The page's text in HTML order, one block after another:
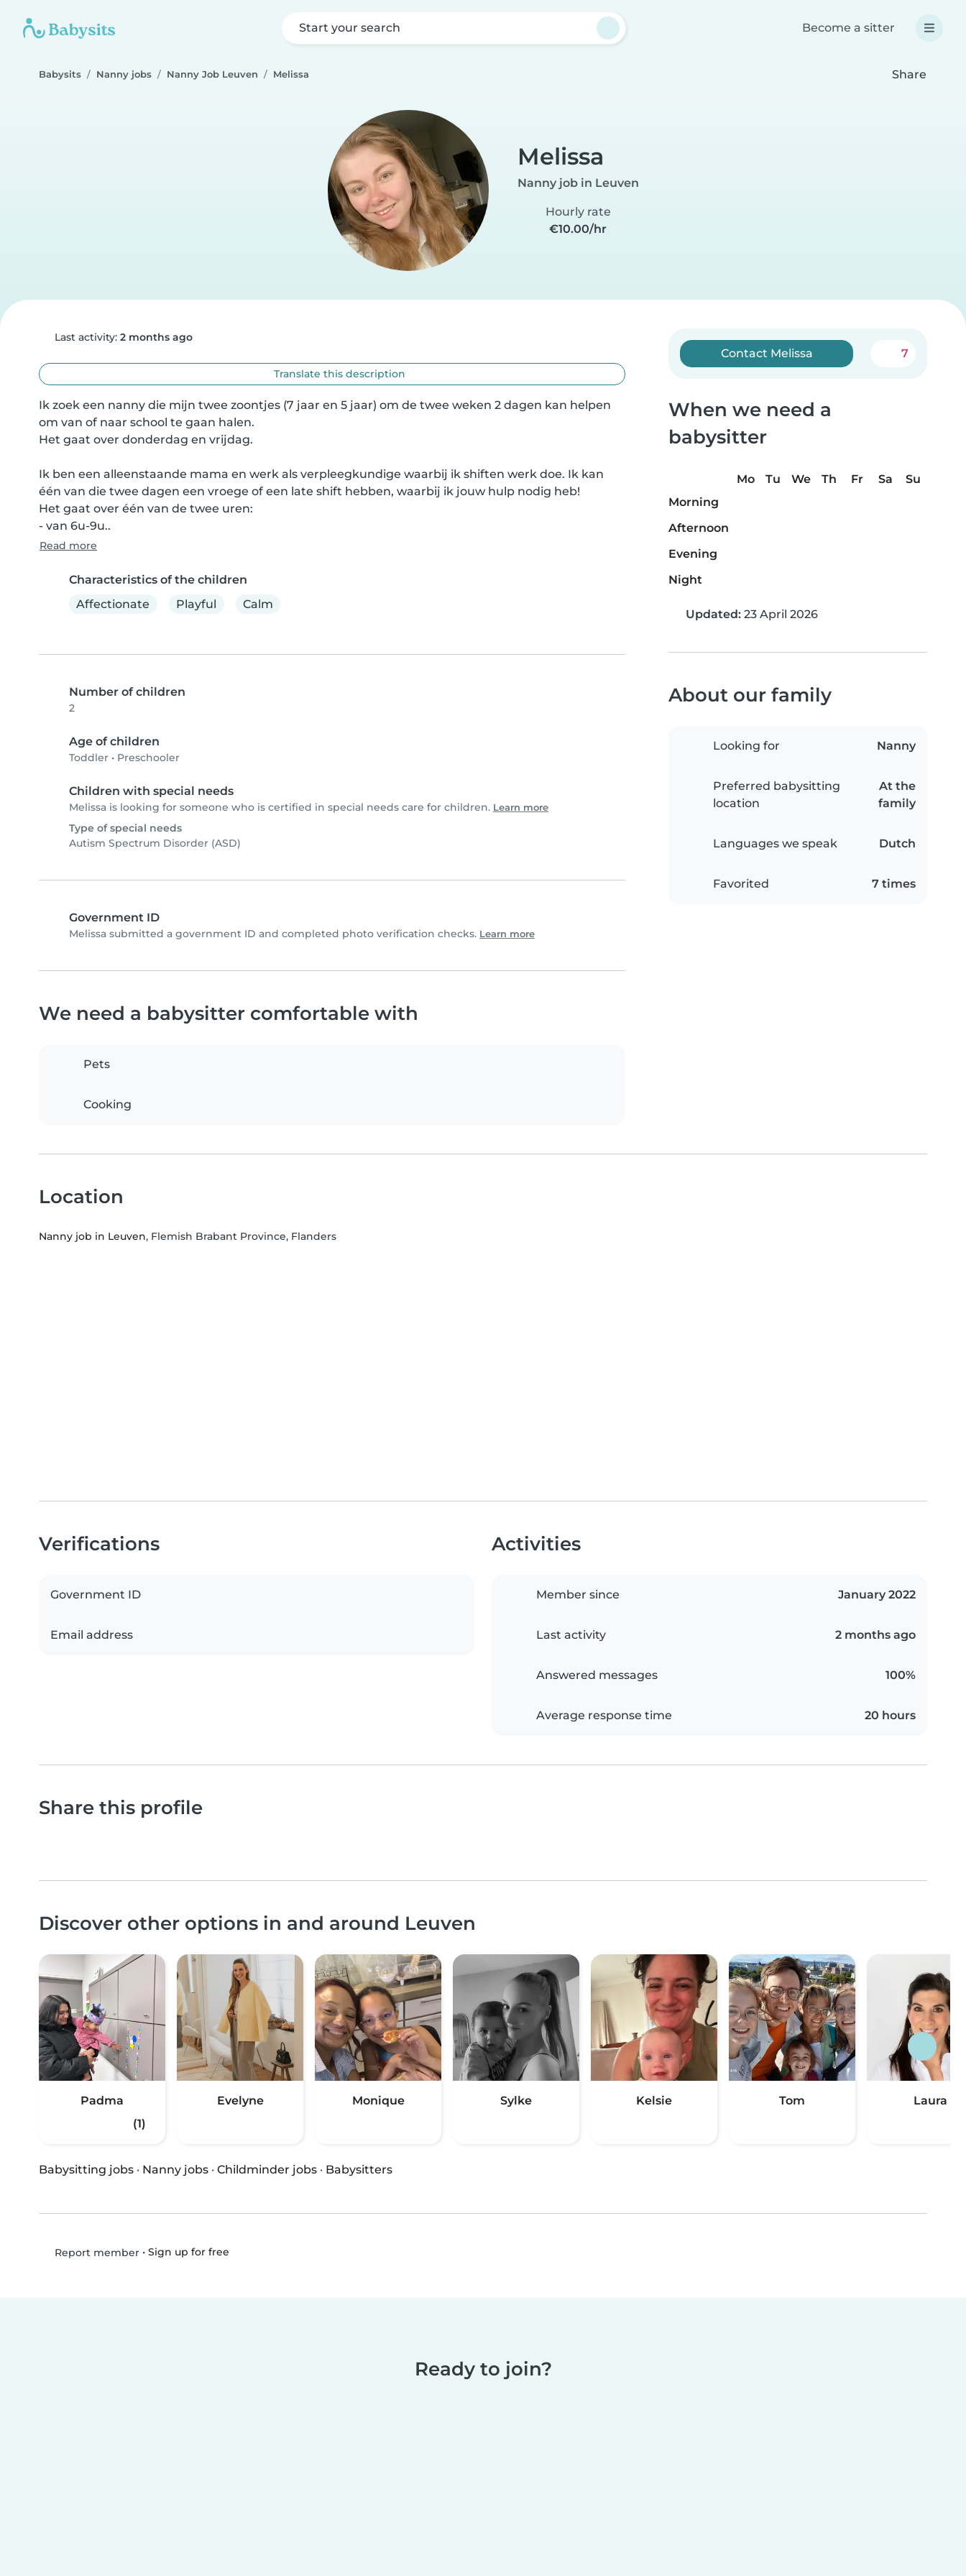
Start your search Become a sitter
Babysits Nanny jobs Nanny Job Leuven Melissa Share
Melissa
Nanny job in Leuven
Hourly rate
€10.00/hr
Last activity: 2 months ago
Translate this description
Ik zoek een nanny die mijn twee zoontjes (7 jaar en 5 jaar) om de twee weken 2 dagen kan helpen
om van of naar school te gaan halen.
Het gaat over donderdag en vrijdag.
Ik ben een alleenstaande mama en werk als verpleegkundige waarbij ik shiften werk doe. Ik kan
één van die twee dagen een vroege of een late shift hebben, waarbij ik jouw hulp nodig heb!
Het gaat over één van de twee uren:
- van 6u-9u..
Read more
Characteristics of the children
Affectionate
Playful Calm
Number of children
2
Age of children
Toddler • Preschooler
Children with special needs
Melissa is looking for someone who is certified in special needs care for children. Learn more
Type of special needs
Autism Spectrum Disorder (ASD)
Government ID
Melissa submitted a government ID and completed photo verification checks. Learn more
Contact Melissa 7
When we need a
babysitter
Mo Tu We Th Fr Sa
Su
Morning
Afternoon
Evening
Night
Updated: 23 April 2026
About our family
Looking for Nanny
Preferred babysitting
location
At the
family
Languages we speak Dutch
Favorited 7 times
We need a babysitter comfortable with
Pets
Cooking
Location
Nanny job in Leuven, Flemish Brabant Province, Flanders
Verifications
Government ID
Email address
Activities
Member since January 2022
Last activity 2 months ago
Answered messages 100%
Average response time 20 hours
Share this profile
Discover other options in and around Leuven
Padma
(1)
Evelyne Monique Sylke Kelsie Tom Laura
Babysitting jobs · Nanny jobs · Childminder jobs · Babysitters
Report member• Sign up for free
Ready to join?